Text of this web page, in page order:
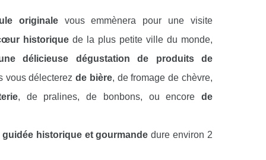
originalevous emmènera pour une visite
historique de la plus petite ville du monde,
délicieuse dégustation de produits de
vous délecterez de bière, de fromage de chèvre,
, de pralines, de bonbons, ou encore de
guidée historique et gourmande dure environ 2